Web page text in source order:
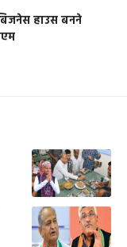
हाउस बनने